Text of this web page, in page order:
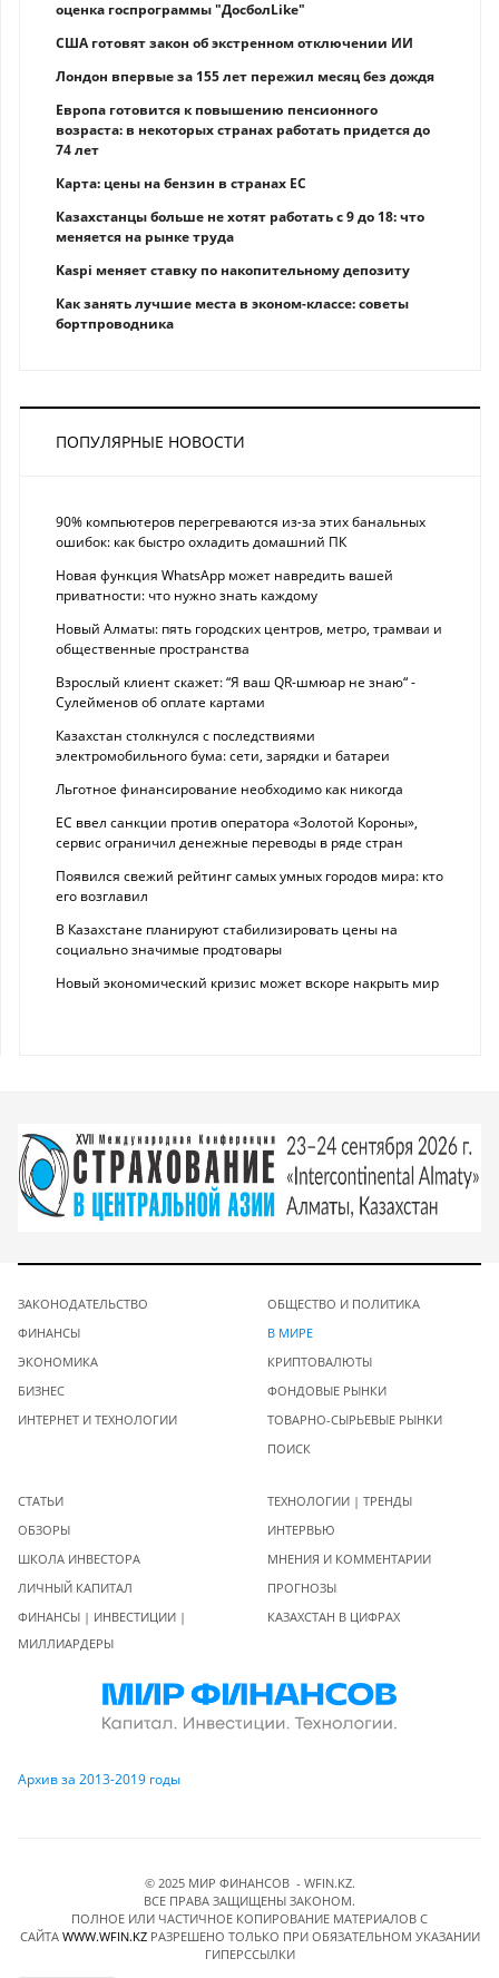
оценка госпрограммы "ДосболLike"
США готовят закон об экстренном отключении ИИ
Лондон впервые за 155 лет пережил месяц без дождя
Европа готовится к повышению пенсионного
возраста: в некоторых странах работать придется до
74 лет
Карта: цены на бензин в странах ЕС
Казахстанцы больше не хотят работать с 9 до 18: что
меняется на рынке труда
Kaspi меняет ставку по накопительному депозиту
Как занять лучшие места в эконом-классе: советы
бортпроводника
ПОПУЛЯРНЫЕ НОВОСТИ
90% компьютеров перегреваются из-за этих банальных
ошибок: как быстро охладить домашний ПК
Новая функция WhatsApp может навредить вашей
приватности: что нужно знать каждому
Новый Алматы: пять городских центров, метро, трамваи и
общественные пространства
Взрослый клиент скажет: “Я ваш QR-шмюар не знаю“ -
Сулейменов об оплате картами
Казахстан столкнулся с последствиями
электромобильного бума: сети, зарядки и батареи
Льготное финансирование необходимо как никогда
ЕС ввел санкции против оператора «Золотой Короны»,
сервис ограничил денежные переводы в ряде стран
Появился свежий рейтинг самых умных городов мира: кто
его возглавил
В Казахстане планируют стабилизировать цены на
социально значимые продтовары
Новый экономический кризис может вскоре накрыть мир
ЗАКОНОДАТЕЛЬСТВО
ФИНАНСЫ
ЭКОНОМИКА
БИЗНЕС
ИНТЕРНЕТ И ТЕХНОЛОГИИ
ОБЩЕСТВО И ПОЛИТИКА
В МИРЕ
КРИПТОВАЛЮТЫ
ФОНДОВЫЕ РЫНКИ
ТОВАРНО-СЫРЬЕВЫЕ РЫНКИ
ПОИСК
СТАТЬИ
ОБЗОРЫ
ШКОЛА ИНВЕСТОРА
ЛИЧНЫЙ КАПИТАЛ
ФИНАНСЫ | ИНВЕСТИЦИИ |
МИЛЛИАРДЕРЫ
ТЕХНОЛОГИИ | ТРЕНДЫ
ИНТЕРВЬЮ
МНЕНИЯ И КОММЕНТАРИИ
ПРОГНОЗЫ
КАЗАХСТАН В ЦИФРАХ
Архив за 2013-2019 годы
© 2025 МИР ФИНАНСОВ - WFIN.KZ.
ВСЕ ПРАВА ЗАЩИЩЕНЫ ЗАКОНОМ.
ПОЛНОЕ ИЛИ ЧАСТИЧНОЕ КОПИРОВАНИЕ МАТЕРИАЛОВ C
САЙТА WWW.WFIN.KZРАЗРЕШЕНО ТОЛЬКО ПРИ ОБЯЗАТЕЛЬНОМ УКАЗАНИИ
ГИПЕРССЫЛКИ